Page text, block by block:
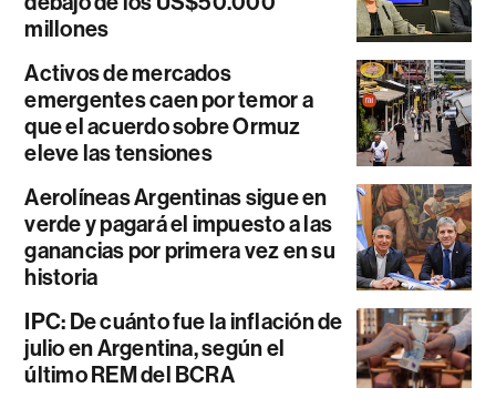
millones
Activos de mercados
emergentes caen por temor a
que el acuerdo sobre Ormuz
eleve las tensiones
Aerolíneas Argentinas sigue en
verde y pagará el impuesto a las
ganancias por primera vez en su
historia
IPC: De cuánto fue la inflación de
julio en Argentina, según el
último REM del BCRA